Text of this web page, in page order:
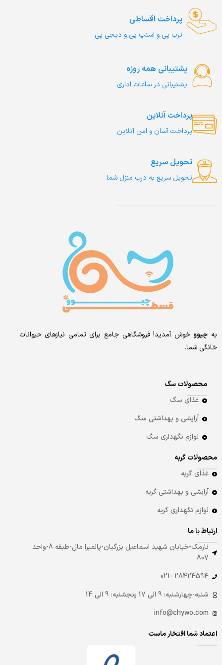
پرداخت اقساطی
ترب‌ پی و اسنپ پی و دیجی پی
پشتیبانی همه روزه
پشتیبانی در ساعات اداری
پرداخت آنلاین
پرداخت آسان و امن آنلاین
تحویل سریع
تحویل سریع به درب منزل شما
به چیوو خوش آمدید! فروشگاهی جامع برای تمامی نیازهای حیوانات
خانگی شما.
محصولات سگ
غذای سگ
آرایشی و بهداشتی سگ
لوازم نگهداری سگ
محصولات گربه
غذای گربه
آرایشی و بهداشتی گربه
لوازم نگهداری گربه
ارتباط با ما
نارمک-خیابان شهید اسماعیل بزرگیان-پالمیرا مال-طبقه 8-واحد
807
28424594 -021
شنبه-چهارشنبه: 9 الی 17 پنجشنبه: 9 الی 14
info@chywo.com
اعتماد شما افتخار ماست